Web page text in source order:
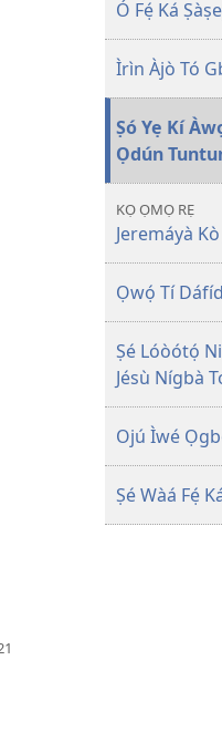
Ó Fẹ́ Ká
Ìrìn Àjò Tó
Ṣó Yẹ Kí
Ọdún
KỌ ỌMỌ RẸ
Jeremáyà
Ọwọ́ Tí
Ṣé Lóòótọ́
Jésù Nígbà
Ojú Ìwé
Ṣé Wàá Fẹ́